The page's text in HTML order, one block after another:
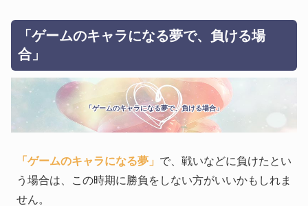
「ゲームのキャラになる夢で、負ける場
合」
「ゲームのキャラになる夢で、負ける場合」
「ゲームのキャラになる夢」 で、戦いなどに負けたとい
う場合は、この時期に勝負をしない方がいいかもしれま
せん。